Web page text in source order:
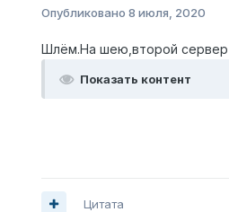
Опубликовано 8 июля, 2020
Шлём.На шею,второй сервер
Показать контент
Цитата